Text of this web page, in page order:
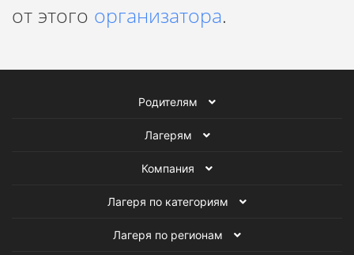
от этого организатора.
Родителям
Лагерям
Компания
Лагеря по категориям
Лагеря по регионам